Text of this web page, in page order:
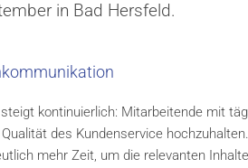
in Bad Hersfeld.
kontinuierlich: Mitarbeitende mit
des Kundenservice
mehr Zeit, um die relevanten